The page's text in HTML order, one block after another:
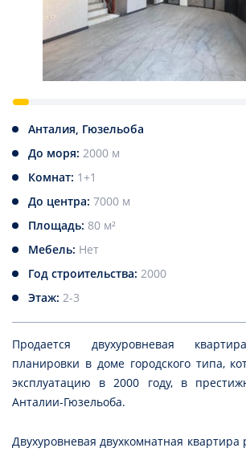
Анталия, Гюзельоба
До моря: 2000 м
Комнат: 1+1
До центра: 7000 м
Площадь: 80 м²
Мебель: Нет
Год строительства: 2000
Этаж: 2-3
Продается двухуровневая
планировки в доме городского типа,
эксплуатацию в 2000 году, в
Анталии-Гюзельоба.
Двухуровневая двухкомнатная